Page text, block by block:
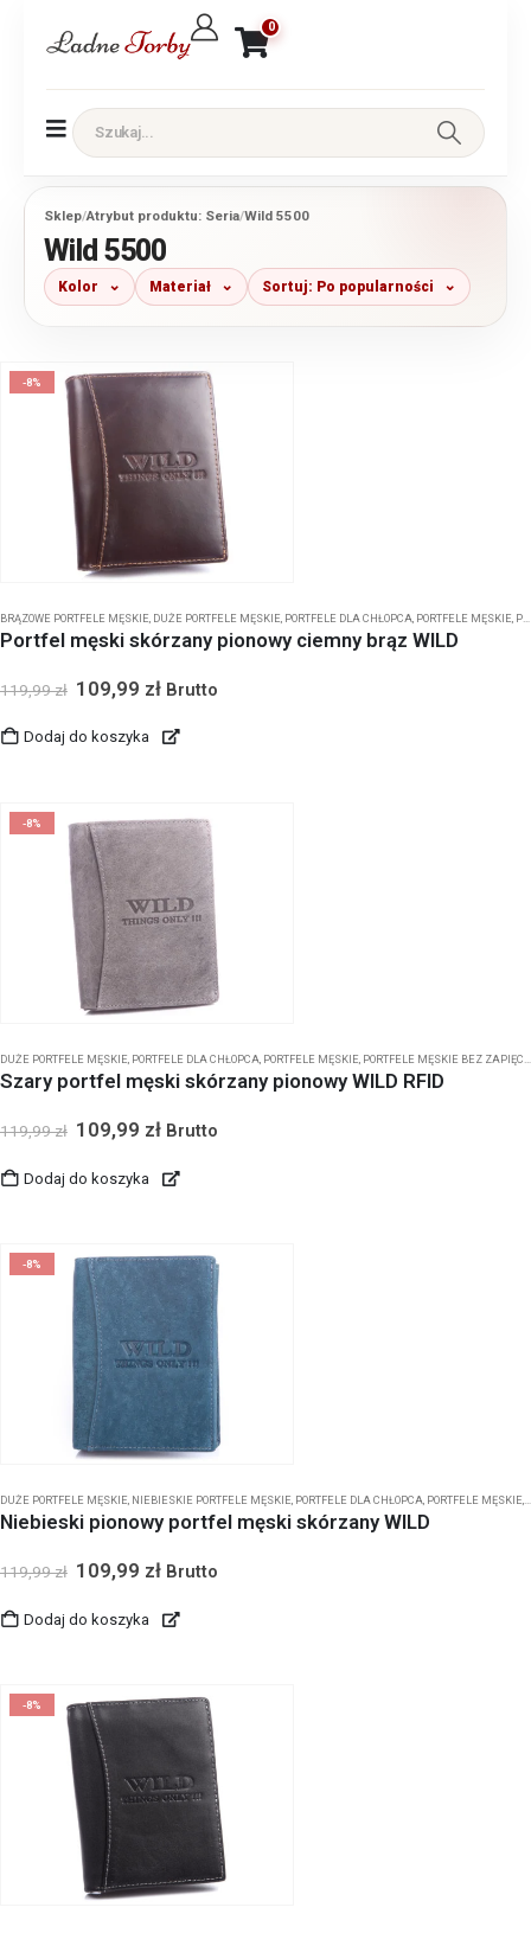
0
Sklep/Atrybut produktu: Seria/Wild 5500
Wild 5500
Kolor Materiał Sortuj: Po popularności
-8%
BRĄZOWE PORTFELE MĘSKIE DUŻE PORTFELE MĘSKIE PORTFELE DLA CHŁOPCA PORTFELE MĘSKIE PORTFELE MĘSKIE BEZ ZAPIĘCIA
Portfel męski skórzany pionowy ciemny brąz WILD
119,99zł 109,99 zł Brutto
Dodaj do koszyka
-8%
DUŻE PORTFELE MĘSKIE PORTFELE DLA CHŁOPCA PORTFELE MĘSKIE PORTFELE MĘSKIE BEZ ZAPIĘCIA
Szary portfel męski skórzany pionowy WILD RFID
119,99zł 109,99 zł Brutto
Dodaj do koszyka
-8%
DUŻE PORTFELE MĘSKIE NIEBIESKIE PORTFELE MĘSKIE PORTFELE DLA CHŁOPCA PORTFELE MĘSKIE
Niebieski pionowy portfel męski skórzany WILD
119,99zł 109,99 zł Brutto
Dodaj do koszyka
-8%